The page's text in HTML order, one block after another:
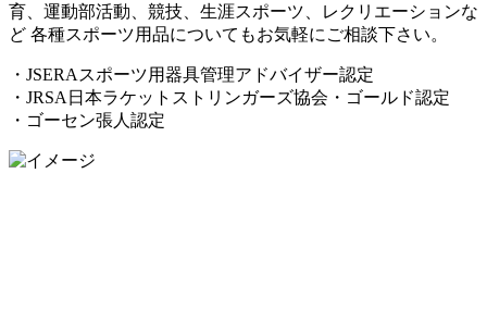
育、運動部活動、競技、生涯スポーツ、レクリエーションな
ど 各種スポーツ用品についてもお気軽にご相談下さい。
・JSERAスポーツ用器具管理アドバイザー認定
・JRSA日本ラケットストリンガーズ協会・ゴールド認定
・ゴーセン張人認定